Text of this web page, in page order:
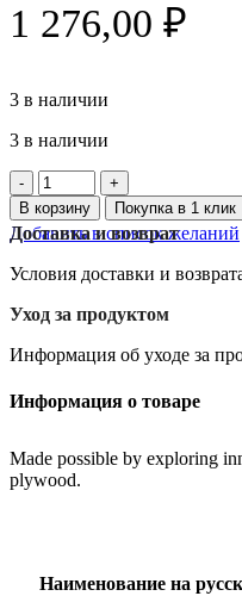
1 276,00 ₽
3 в наличии
3 в наличии
Количество
товара
KNOPPÄNG
рамка,
30x40
см
В корзину Покупка в 1 клик
Добавить в список желаний
Доставка и возврат
Условия доставки и
Уход за продуктом
Информация об уходе за
Информация о товаре
Made possible by exploring
plywood.
Наименование на